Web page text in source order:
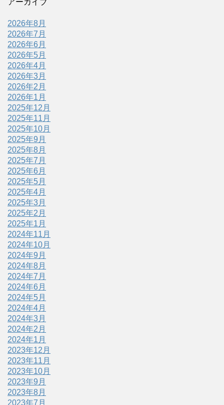
アーカイブ
2026年8月
2026年7月
2026年6月
2026年5月
2026年4月
2026年3月
2026年2月
2026年1月
2025年12月
2025年11月
2025年10月
2025年9月
2025年8月
2025年7月
2025年6月
2025年5月
2025年4月
2025年3月
2025年2月
2025年1月
2024年11月
2024年10月
2024年9月
2024年8月
2024年7月
2024年6月
2024年5月
2024年4月
2024年3月
2024年2月
2024年1月
2023年12月
2023年11月
2023年10月
2023年9月
2023年8月
2023年7月